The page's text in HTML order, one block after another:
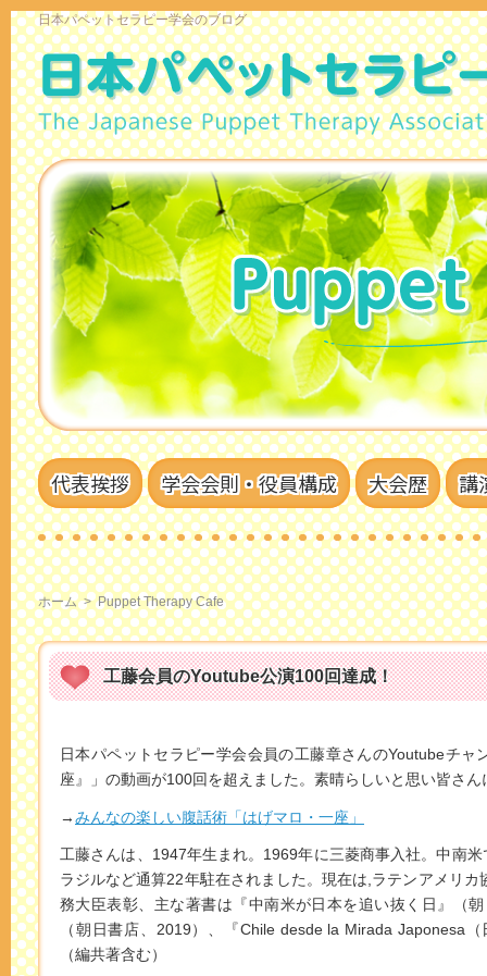
日本パペットセラピー学会のブログ
代表挨拶 学会会則・役員構成 大会歴 講
ホーム > Puppet Therapy Cafe
工藤会員のYoutube公演100回達成！
日本パペットセラピー学会会員の工藤章さんのYoutubeチ
座』」の動画が100回を超えました。素晴らしいと思い皆さ
→みんなの楽しい腹話術「はげマロ・一座」
工藤さんは、1947年生まれ。1969年に三菱商事入社。中南
ラジルなど通算22年駐在されました。現在は,ラテンアメリ
務大臣表彰、主な著書は『中南米が日本を追い抜く日』（
（朝日書店、2019）、『Chile desde la Mirada Japonesa
（編共著含む）